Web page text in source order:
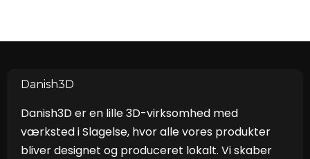
Danish3D
Danish3D er en lille 3D-virksomhed med
værksted i Slagelse, hvor alle vores produkter
bliver designet og produceret lokalt. Vi skaber